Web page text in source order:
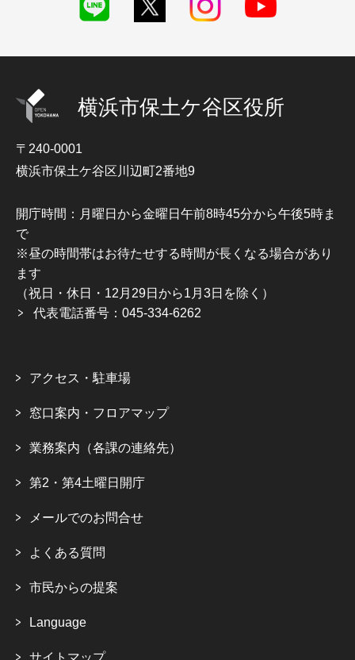
横浜市保土ケ谷区役所
〒240-0001
横浜市保土ケ谷区川辺町2番地9
開庁時間：月曜日から金曜日午前8時45分から午後5時ま
で
※昼の時間帯はお待たせする時間が長くなる場合があり
ます
（祝日・休日・12月29日から1月3日を除く）
代表電話番号：045-334-6262
アクセス・駐車場
窓口案内・フロアマップ
業務案内（各課の連絡先）
第2・第4土曜日開庁
メールでのお問合せ
よくある質問
市民からの提案
Language
サイトマップ